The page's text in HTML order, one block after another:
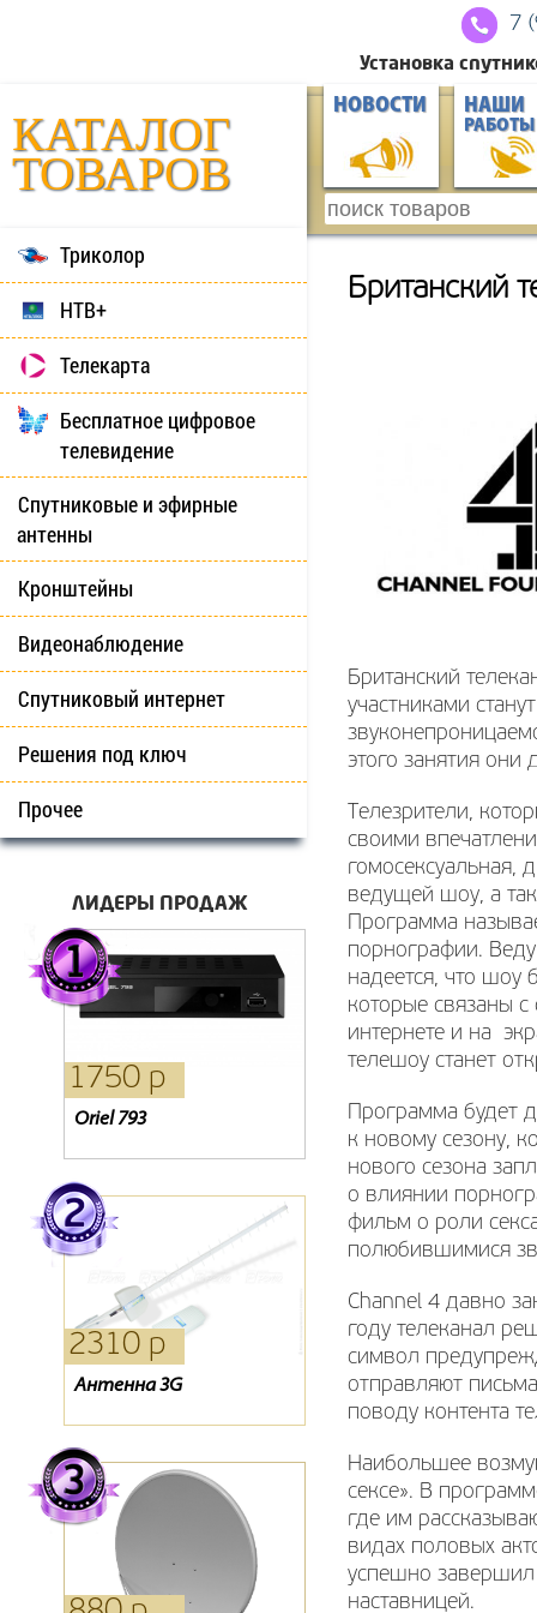
7
Установка
КАТАЛОГ
ТОВАРОВ
НОВОСТИ НАШИ
РАБОТЫ
Триколор
НТВ+
Телекарта
Бесплатное цифровое
телевидение
Спутниковые и эфирные
антенны
Кронштейны
Видеонаблюдение
Спутниковый интернет
Решения под ключ
Прочее
ЛИДЕРЫ ПРОДАЖ
1750 р
Oriel 793
1270 р
Oriel 202
1210 р
Карта Триколор
2310 р
Антенна 3G
440 р
Антенна Дельта 111
610 р
Кабель 3С-2V Cu Rexant
Британский
Британский
участниками
этого занятия они
Телезрители,
своими
гомосексуальная,
ведущей шоу, а
Программа
порнографии.
надеется, что шоу
которые связаны
интернете и на
телешоу станет
Программа будет
к новому сезону,
нового сезона
о влиянии
фильм о роли
полюбившимися
Channel 4 давно
году телеканал
символ
отправляют
поводу контента
Наибольшее
сексе». В
где им
видах половых
успешно завершил
наставницей.